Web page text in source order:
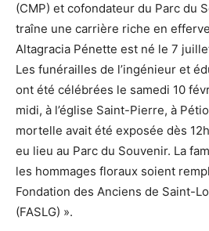
(CMP) et cofondateur du Parc du
traîne une carrière riche en
Altagracia Pénette est né le 7
Les funérailles de l’ingénieur et
ont été célébrées le samedi 10
midi, à l’église Saint-Pierre, à
mortelle avait été exposée dès
eu lieu au Parc du Souvenir. La
les hommages floraux soient
Fondation des Anciens de Saint-
(FASLG) ».